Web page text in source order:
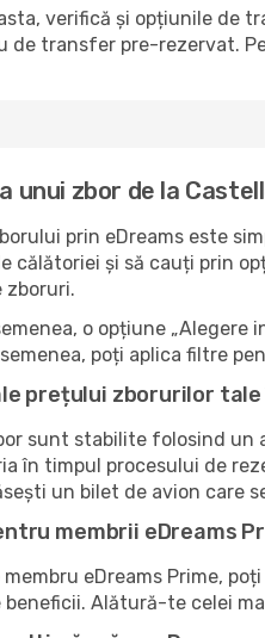
verifică și opțiunile de
de transfer pre-rezervat.
unui zbor de la
prin eDreams este
călătoriei și să cauți prin
zboruri.
o opțiune
poți aplica filtre
prețului zborurilor
sunt stabilite folosind un
în timpul procesului de
un bilet de avion care
membrii eDreams
eDreams Prime,
Alătură-te celei